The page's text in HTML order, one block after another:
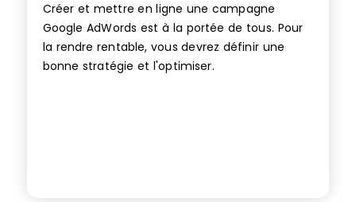
Créer et mettre en ligne une campagne
Google AdWords est à la portée de tous. Pour
la rendre rentable, vous devrez définir une
bonne stratégie et l'optimiser.